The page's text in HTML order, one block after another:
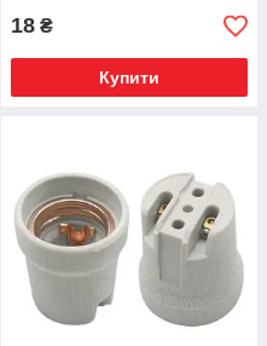
18 ₴
Купити